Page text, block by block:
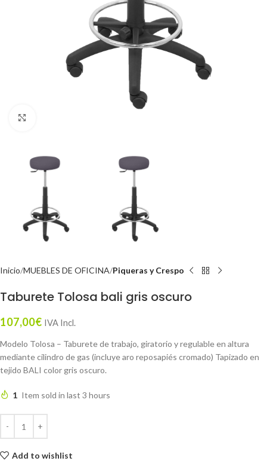
Inicio MUEBLES DE OFICINA Piqueras y Crespo
Taburete Tolosa bali gris oscuro
107,00€ IVA Incl.
Modelo Tolosa – Taburete de trabajo, giratorio y regulable en altura
mediante cilindro de gas (incluye aro reposapiés cromado) Tapizado en
tejido BALI color gris oscuro.
1 Item sold in last 3 hours
Add to wishlist